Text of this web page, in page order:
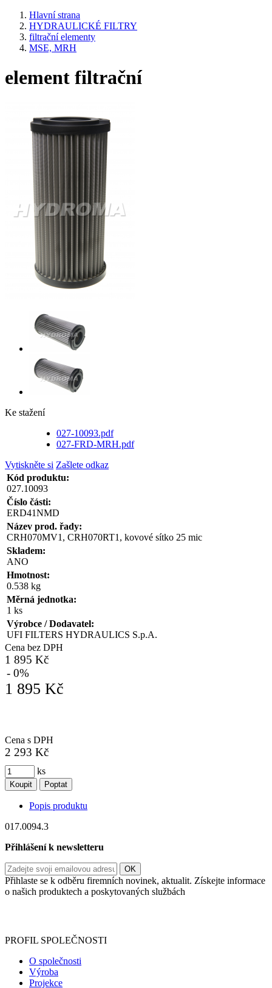
Hlavní strana
HYDRAULICKÉ FILTRY
filtrační elementy
MSE, MRH
element filtrační
Ke stažení
027-10093.pdf
027-FRD-MRH.pdf
Vytiskněte si Zašlete odkaz
Kód produktu:
027.10093
Číslo části:
ERD41NMD
Název prod. řady:
CRH070MV1, CRH070RT1, kovové sítko 25 mic
Skladem:
ANO
Hmotnost:
0.538 kg
Měrná jednotka:
1 ks
Výrobce / Dodavatel:
UFI FILTERS HYDRAULICS S.p.A.
Cena bez DPH
1 895 Kč
- 0%
1 895 Kč
Cena s DPH
2 293 Kč
ks
Koupit Poptat
Popis produktu
017.0094.3
Přihlášení k newsletteru
Přihlaste se k odběru firemních novinek, aktualit. Získejte informace
o našich produktech a poskytovaných službách
PROFIL SPOLEČNOSTI
O společnosti
Výroba
Projekce